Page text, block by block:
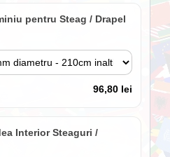
pentru Steag / Drapel
96,80 lei
Interior Steaguri /